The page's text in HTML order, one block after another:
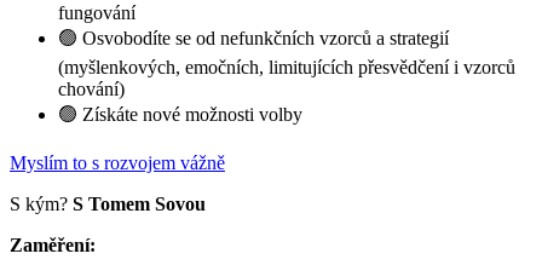
fungování
🟢 Osvobodíte se od nefunkčních vzorců a strategií
(myšlenkových, emočních, limitujících přesvědčení i vzorců
chování)
🟢 Získáte nové možnosti volby
Myslím to s rozvojem vážně
S kým? S Tomem Sovou
Zaměření: